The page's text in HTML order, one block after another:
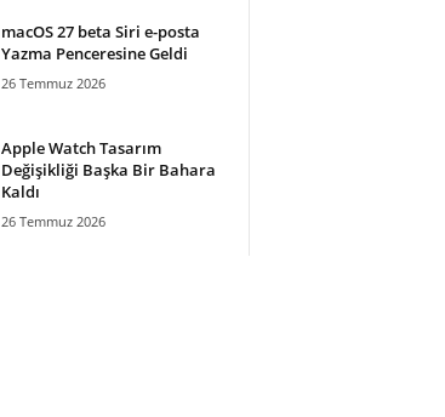
macOS 27 beta Siri e-posta
Yazma Penceresine Geldi
26 Temmuz 2026
Apple Watch Tasarım
Değişikliği Başka Bir Bahara
Kaldı
26 Temmuz 2026